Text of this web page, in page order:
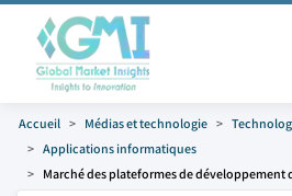
Accueil Médias et technologie
Applications informatiques
Marché des plateformes de